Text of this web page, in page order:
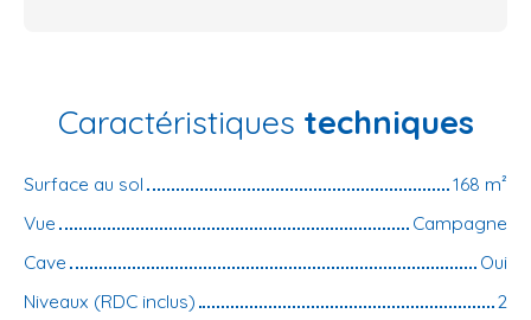
Caractéristiques techniques
Surface au sol 168 m²
Vue
Campagne
Cave
Oui
Niveaux (RDC inclus)
2